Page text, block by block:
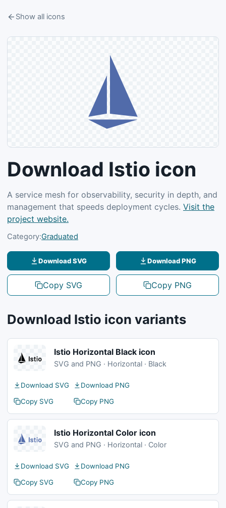
Show all icons
Download Istio icon
A service mesh for observability, security in depth, and
management that speeds deployment cycles. Visit the
project website.
Category:Graduated
Download SVG
Copy SVG
Download PNG
Copy PNG
Download Istio icon variants
Istio Horizontal Black icon
SVG and PNG · Horizontal · Black
Download SVG
Download PNG
Copy SVG
Copy PNG
Istio Horizontal Color icon
SVG and PNG · Horizontal · Color
Download SVG
Download PNG
Copy SVG
Copy PNG